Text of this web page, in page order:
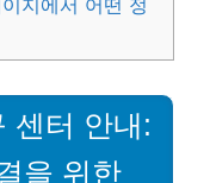
센터 안내:
을 위한